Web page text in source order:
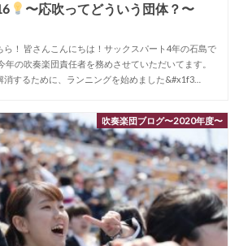
〜応吹ってどういう団体？〜
ら！ 皆さんこんにちは！サックスパート4年の石島で
年の吹奏楽団責任者を務めさせていただいてます。
するために、ランニングを始めました&#x1f3…
吹奏楽団ブログ〜2020年度〜